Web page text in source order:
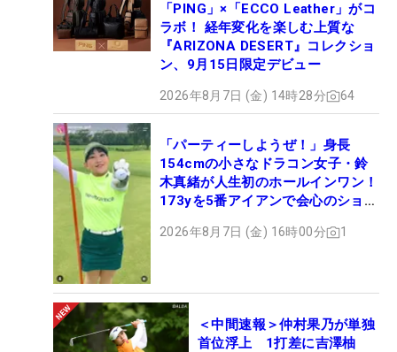
「PING」×「ECCO Leather」がコ
ラボ！ 経年変化を楽しむ上質な
『ARIZONA DESERT』コレクショ
ン、9月15日限定デビュー
2026年8月7日 (金) 14時28分 64
「パーティーしようぜ！」身長
154cmの小さなドラコン女子・鈴
木真緒が人生初のホールインワン！
173yを5番アイアンで会心のショッ
2026年8月7日 (金) 16時00分 1
＜中間速報＞仲村果乃が単独
首位浮上 1打差に吉澤柚